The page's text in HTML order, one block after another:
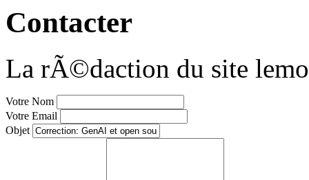
Contacter
La rÃ©daction du site
Votre Nom
Votre Email
Objet